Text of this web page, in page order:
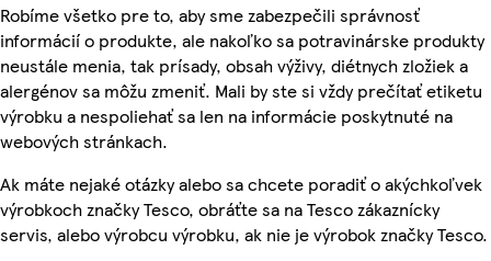
Robíme všetko pre to, aby sme zabezpečili správnosť
informácií o produkte, ale nakoľko sa potravinárske produkty
neustále menia, tak prísady, obsah výživy, diétnych zložiek a
alergénov sa môžu zmeniť. Mali by ste si vždy prečítať etiketu
výrobku a nespoliehať sa len na informácie poskytnuté na
webových stránkach.
Ak máte nejaké otázky alebo sa chcete poradiť o akýchkoľvek
výrobkoch značky Tesco, obráťte sa na Tesco zákaznícky
servis, alebo výrobcu výrobku, ak nie je výrobok značky Tesco.